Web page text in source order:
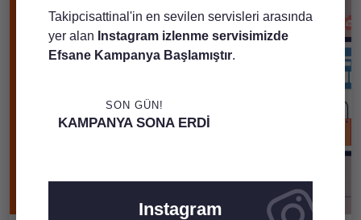
01 Ocak 2024
Takipcisattinal'in en sevilen servisleri arasında
yer alan Instagram izlenme servisimizde
Efsane Kampanya Başlamıştır.
SON GÜN!
KAMPANYA SONA ERDI
Instagram